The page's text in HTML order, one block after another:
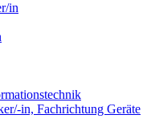
in
in, Fachrichtung Geräte